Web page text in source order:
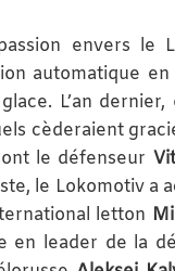
envers le
automatique
L’an
cèderaient
le défenseur
le Lokomotiv a
letton
en leader de la